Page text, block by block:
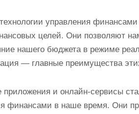
управления
целей. Они позволяют
нашего бюджета в режиме
— главные преимущества
и онлайн-сервисы
финансами в наше время. Они